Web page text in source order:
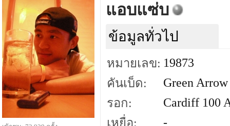
แอบแซ่บ
ข้อมูลทั่วไป
หมายเลข: 19873
คันเบ็ด:
Green Arrow
รอก:
Cardiff 100
เหยื่อ:
-